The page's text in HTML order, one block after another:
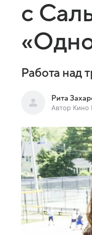
с
Работа над
Рита
Автор Кино